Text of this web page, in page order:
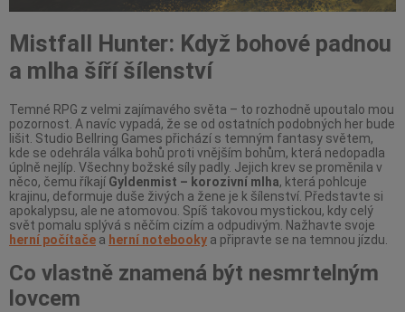
Mistfall Hunter: Když bohové padnou
a mlha šíří šílenství
Temné RPG z velmi zajímavého světa – to rozhodně upoutalo mou
pozornost. A navíc vypadá, že se od ostatních podobných her bude
lišit. Studio Bellring Games přichází s temným fantasy světem,
kde se odehrála válka bohů proti vnějším bohům, která nedopadla
úplně nejlíp. Všechny božské síly padly. Jejich krev se proměnila v
něco, čemu říkají Gyldenmist – korozivní mlha, která pohlcuje
krajinu, deformuje duše živých a žene je k šílenství. Představte si
apokalypsu, ale ne atomovou. Spíš takovou mystickou, kdy celý
svět pomalu splývá s něčím cizím a odpudivým. Nažhavte svoje
herní počítače a herní notebooky a připravte se na temnou jízdu.
Co vlastně znamená být nesmrtelným
lovcem